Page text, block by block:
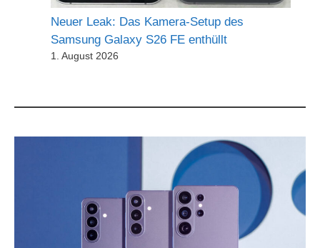
Neuer Leak: Das Kamera-Setup des
Samsung Galaxy S26 FE enthüllt
1. August 2026